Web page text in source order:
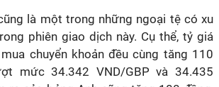
là một trong những ngoại tệ có xu
phiên giao dịch này. Cụ thể, tỷ giá
chuyển khoản đều cùng tăng 110
mức 34.342 VND/GBP và 34.435